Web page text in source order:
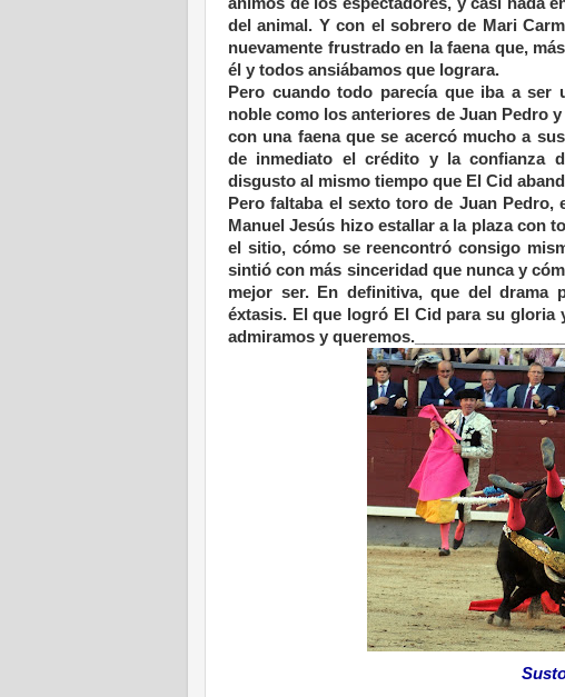
del animal. Y con el sobrero de Mari
nuevamente frustrado en la faena que,
él y todos ansiábamos que lograra.
Pero cuando todo parecía que iba a
noble como los anteriores de Juan Pedro
con una faena que se acercó mucho a
de inmediato el crédito y la confianza
disgusto al mismo tiempo que El Cid
Pero faltaba el sexto toro de Juan
Manuel Jesús hizo estallar a la plaza con
el sitio, cómo se reencontró consigo
sintió con más sinceridad que nunca y
mejor ser. En definitiva, que del drama
éxtasis. El que logró El Cid para su
admiramos y